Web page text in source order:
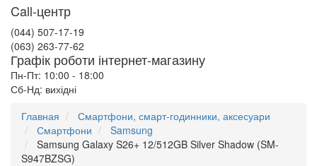
Call-центр
(044) 507-17-19
(063) 263-77-62
Графік роботи інтернет-магазину
Пн-Пт: 10:00 - 18:00
Сб-Нд: вихідні
Главная
Смартфони, смарт-годинники, аксесуари
Смартфони
Samsung
Samsung Galaxy S26+ 12/512GB Silver Shadow (SM-
S947BZSG)